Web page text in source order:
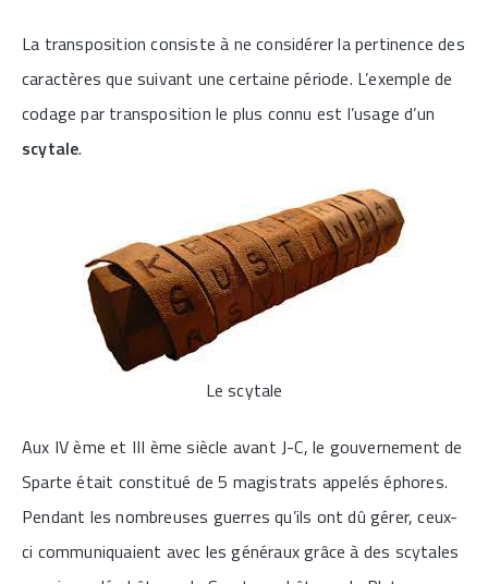
La transposition consiste à ne considérer la pertinence des
caractères que suivant une certaine période. L’exemple de
codage par transposition le plus connu est l’usage d’un
scytale.
Le scytale
Aux IV ème et III ème siècle avant J-C, le gouvernement de
Sparte était constitué de 5 magistrats appelés éphores.
Pendant les nombreuses guerres qu’ils ont dû gérer, ceux-
ci communiquaient avec les généraux grâce à des scytales